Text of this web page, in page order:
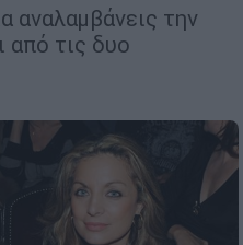
αναλαμβάνεις την
από τις δυο